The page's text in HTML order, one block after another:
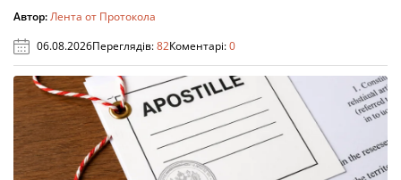
Автор:Лента от Протокола
06.08.2026Переглядів:82Коментарі:0